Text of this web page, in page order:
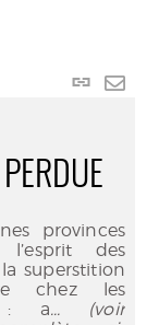
Lien
provinces
l’esprit des
la superstition
chez les
: a... (voir